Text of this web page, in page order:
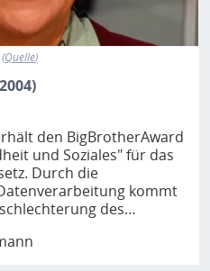
Quelle
den BigBrotherAward
und Soziales" für das
Durch die
kommt
des…